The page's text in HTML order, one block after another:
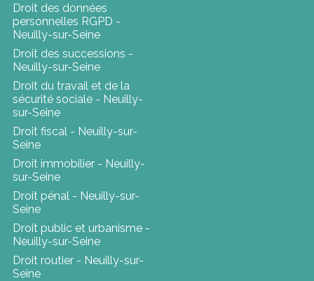
Droit des données
personnelles RGPD -
Neuilly-sur-Seine
Droit des successions -
Neuilly-sur-Seine
Droit du travail et de la
sécurité sociale - Neuilly-
sur-Seine
Droit fiscal - Neuilly-sur-
Seine
Droit immobilier - Neuilly-
sur-Seine
Droit pénal - Neuilly-sur-
Seine
Droit public et urbanisme -
Neuilly-sur-Seine
Droit routier - Neuilly-sur-
Seine